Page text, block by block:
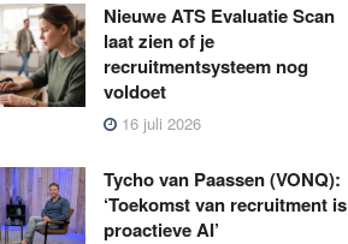
Nieuwe ATS Evaluatie Scan
laat zien of je
recruitmentsysteem nog
voldoet
16 juli 2026
Tycho van Paassen (VONQ):
‘Toekomst van recruitment is
proactieve AI’